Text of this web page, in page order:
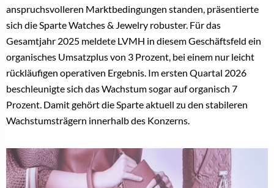
anspruchsvolleren Marktbedingungen standen, präsentierte
sich die Sparte Watches & Jewelry robuster. Für das
Gesamtjahr 2025 meldete LVMH in diesem Geschäftsfeld ein
organisches Umsatzplus von 3 Prozent, bei einem nur leicht
rückläufigen operativen Ergebnis. Im ersten Quartal 2026
beschleunigte sich das Wachstum sogar auf organisch 7
Prozent. Damit gehört die Sparte aktuell zu den stabileren
Wachstumsträgern innerhalb des Konzerns.